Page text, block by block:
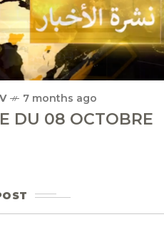
7 months ago
DU 08 OCTOBRE